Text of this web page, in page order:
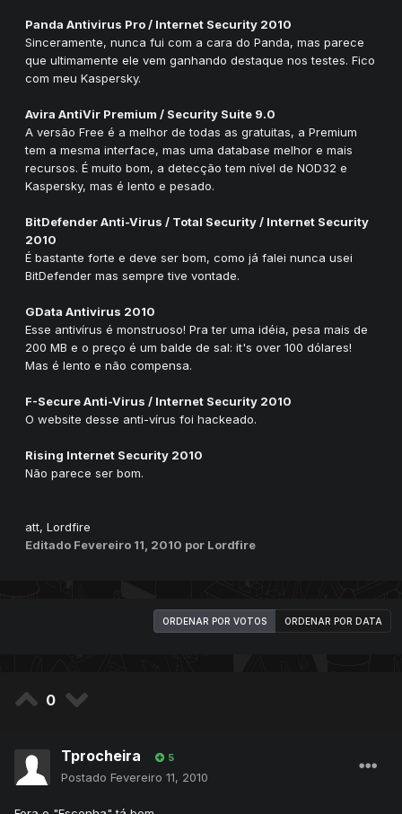
Panda Antivirus Pro / Internet Security 2010
Sinceramente, nunca fui com a cara do Panda, mas parece
que ultimamente ele vem ganhando destaque nos testes. Fico
com meu Kaspersky.
Avira AntiVir Premium / Security Suite 9.0
A versão Free é a melhor de todas as gratuitas, a Premium
tem a mesma interface, mas uma database melhor e mais
recursos. É muito bom, a detecção tem nível de NOD32 e
Kaspersky, mas é lento e pesado.
BitDefender Anti-Virus / Total Security / Internet Security
2010
É bastante forte e deve ser bom, como já falei nunca usei
BitDefender mas sempre tive vontade.
GData Antivirus 2010
Esse antivírus é monstruoso! Pra ter uma idéia, pesa mais de
200 MB e o preço é um balde de sal: it's over 100 dólares!
Mas é lento e não compensa.
F-Secure Anti-Virus / Internet Security 2010
O website desse anti-vírus foi hackeado.
Rising Internet Security 2010
Não parece ser bom.
att, Lordfire
Editado Fevereiro 11, 2010 por Lordfire
ORDENAR POR VOTOS ORDENAR POR DATA
0
Tprocheira 5
Postado Fevereiro 11, 2010